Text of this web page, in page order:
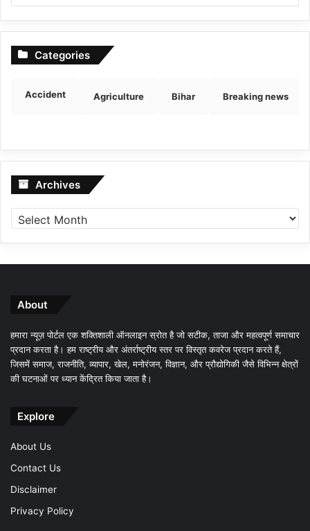
Categories
Accident Agriculture Bihar Breaking news
Archives Archives
About
हमारा न्यूज़ पोर्टल एक शक्तिशाली ऑनलाइन स्रोत है जो सटीक, ताजा और महत्वपूर्ण समाचार
प्रदान करता है। हम राष्ट्रीय और अंतर्राष्ट्रीय स्तर पर विस्तृत कवरेज प्रदान करते हैं,
जिसमें समाज, राजनीति, व्यापार, खेल, मनोरंजन, विज्ञान, और प्रौद्योगिकी जैसे विभिन्न क्षेत्रों
की घटनाओं पर ध्यान केंद्रित किया जाता है।
Explore
About Us
Contact Us
Disclaimer
Privacy Policy